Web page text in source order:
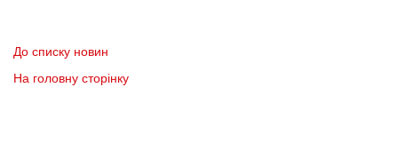
До списку новин
На головну сторінку